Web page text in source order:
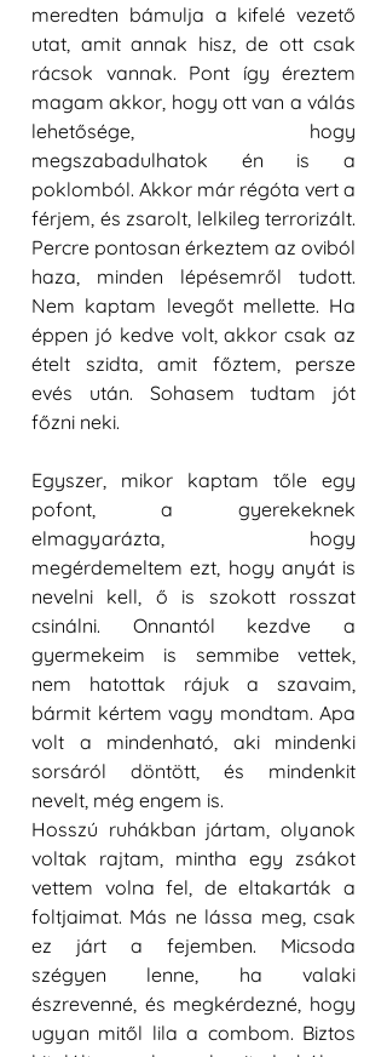
meredten bámulja a kifelé vezető
utat, amit annak hisz, de ott csak
rácsok vannak. Pont így éreztem
magam akkor, hogy ott van a válás
lehetősége, hogy
megszabadulhatok én is a
poklomból. Akkor már régóta vert a
férjem, és zsarolt, lelkileg terrorizált.
Percre pontosan érkeztem az oviból
haza, minden lépésemről tudott.
Nem kaptam levegőt mellette. Ha
éppen jó kedve volt, akkor csak az
ételt szidta, amit főztem, persze
evés után. Sohasem tudtam jót
főzni neki.
Egyszer, mikor kaptam tőle egy
pofont, a gyerekeknek
elmagyarázta, hogy
megérdemeltem ezt, hogy anyát is
nevelni kell, ő is szokott rosszat
csinálni. Onnantól kezdve a
gyermekeim is semmibe vettek,
nem hatottak rájuk a szavaim,
bármit kértem vagy mondtam. Apa
volt a mindenható, aki mindenki
sorsáról döntött, és mindenkit
nevelt, még engem is.
Hosszú ruhákban jártam, olyanok
voltak rajtam, mintha egy zsákot
vettem volna fel, de eltakarták a
foltjaimat. Más ne lássa meg, csak
ez járt a fejemben. Micsoda
szégyen lenne, ha valaki
észrevenné, és megkérdezné, hogy
ugyan mitől lila a combom. Biztos